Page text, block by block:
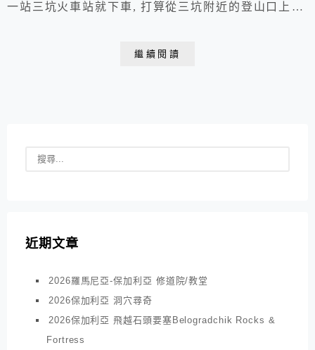
一站三坑火車站就下車, 打算從三坑附近的登山口上山.
聽到我們的討論, 馬上接口要我們往前走到南榮路vs南新
繼續閱讀
近期文章
2026羅馬尼亞-保加利亞 修道院/教堂
2026保加利亞 洞穴尋奇
2026保加利亞 飛越石頭要塞Belogradchik Rocks &
Fortress